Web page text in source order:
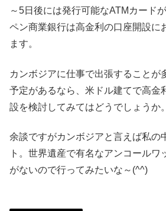
～5日後には発行可能なATMカード
ペン商業銀行は高金利の口座開設に
ます。
カンボジアに仕事で出張することが
予定があるなら、米ドル建てで高金
設を検討してみてはどうでしょうか。
余談ですがカンボジアと言えば私の
ト。世界遺産で有名なアンコールワ
がないので行ってみたいな～(^^)